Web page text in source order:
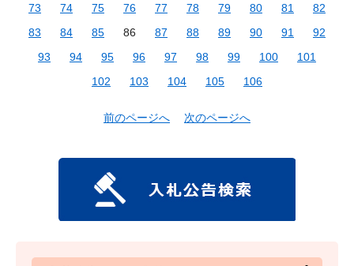
73
74 75 76 77 78 79 80 81
82
83
84 85 86 87 88 89 90 91
92
93
94 95 96 97 98 99 100
101
102
103 104 105 106
前のページへ 次のページへ